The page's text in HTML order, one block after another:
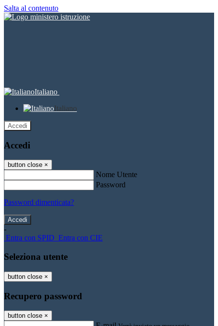
Salta al contenuto
Italiano
Italiano
Accedi
Accedi
button close ×
Nome Utente
Password
Password dimenticata?
-
Entra con SPID Entra con CIE
Seleziona utente
button close ×
Recupero password
button close ×